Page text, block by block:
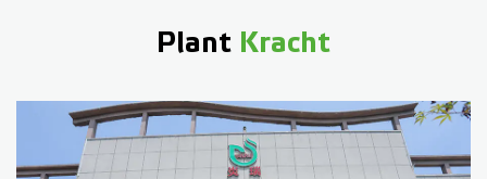
Plant Kracht